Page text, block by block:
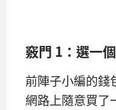
竅門 1：選一
前陣子小編的錢
網路上隨意買了